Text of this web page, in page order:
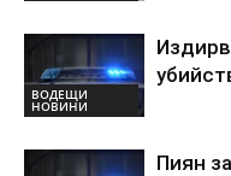
ВОДЕЩИ
НОВИНИ
Пиян